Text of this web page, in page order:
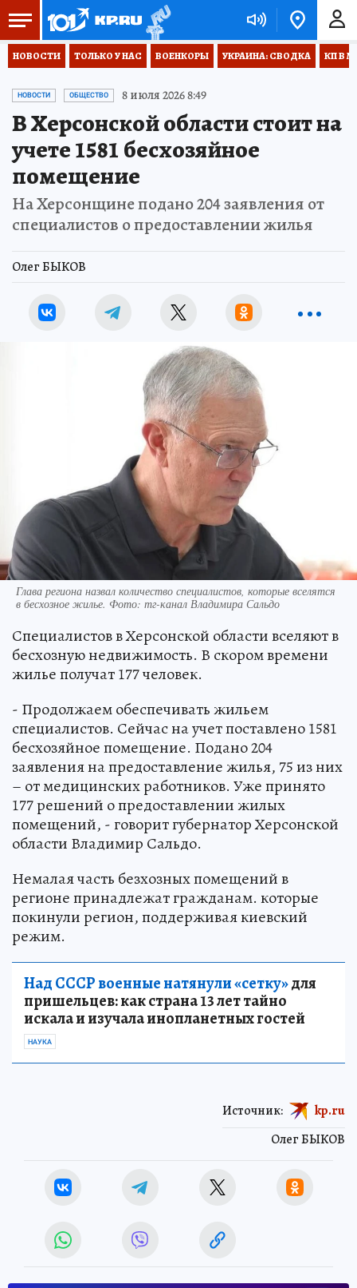
НОВОСТИ ТОЛЬКО У НАС ВОЕНКОРЫ УКРАИНА: СВОДКА КП В
НОВОСТИ ОБЩЕСТВО 8 июля 2026 8:49
В Херсонской области стоит на
учете 1581 бесхозяйное
помещение
На Херсонщине подано 204 заявления от
специалистов о предоставлении жилья
Олег БЫКОВ
Глава региона назвал количество специалистов, которые вселятся
в бесхозное жилье. Фото: тг-канал Владимира Сальдо
Специалистов в Херсонской области вселяют в
бесхозную недвижимость. В скором времени
жилье получат 177 человек.
- Продолжаем обеспечивать жильем
специалистов. Сейчас на учет поставлено 1581
бесхозяйное помещение. Подано 204
заявления на предоставление жилья, 75 из них
– от медицинских работников. Уже принято
177 решений о предоставлении жилых
помещений, - говорит губернатор Херсонской
области Владимир Сальдо.
Немалая часть безхозных помещений в
регионе принадлежат гражданам. которые
покинули регион, поддерживая киевский
режим.
Над СССР военные натянули «сетку»для
пришельцев: как страна 13 лет тайно
искала и изучала инопланетных гостей
НАУКА
Олег БЫКОВ
Источник: kp.ru